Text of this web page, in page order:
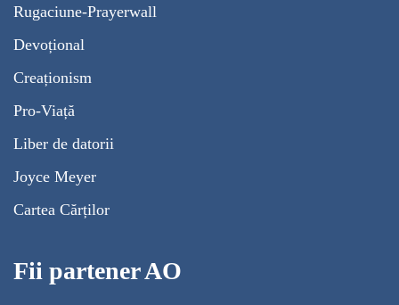
Rugaciune-Prayerwall
Devoțional
Creaționism
Pro-Viață
Liber de datorii
Joyce Meyer
Cartea Cărților
Fii partener AO